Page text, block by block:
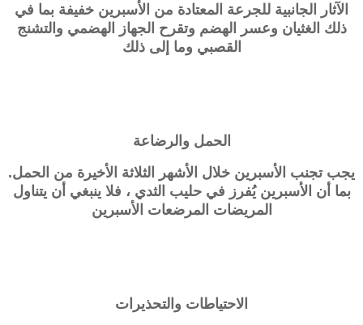
الآثار الجانبية للجرعة المعتادة من الأسبرين خفيفة بما في
ذلك الغثيان وعسر الهضم وتقرح الجهاز الهضمي والتشنج
القصبي وما إلى ذلك
الحمل والرضاعة
يجب تجنب الأسبرين خلال الأشهر الثلاثة الأخيرة من الحمل.
بما أن الأسبرين يُفرز في حليب الثدي ، فلا ينبغي أن يتناول
المريضات المرضعات الأسبرين
الاحتياطات والتحذيرات